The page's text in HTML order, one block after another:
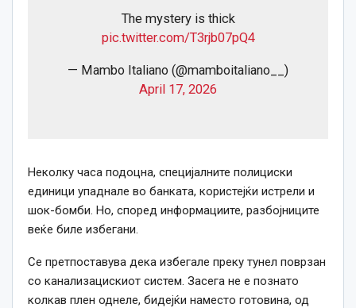
The mystery is thick
pic.twitter.com/T3rjb07pQ4
— Mambo Italiano (@mamboitaliano__)
April 17, 2026
Неколку часа подоцна, специјалните полициски
единици упаднале во банката, користејќи истрели и
шок-бомби. Но, според информациите, разбојниците
веќе биле избегани.
Се претпоставува дека избегале преку тунел поврзан
со канализацискиот систем. Засега не е познато
колкав плен однеле, бидејќи наместо готовина, од